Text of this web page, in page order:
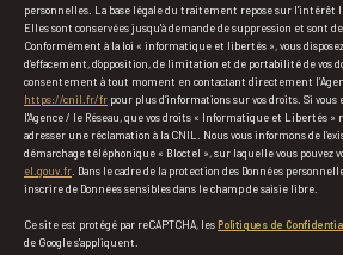
personnelles. La base légale du traitement repose sur l'intérêt
Elles sont conservées jusqu'à demande de suppression et sont
Conformément à la loi « informatique et libertés », vous
d’effacement, d’opposition, de limitation et de portabilité de vos
consentement à tout moment en contactant directement
https://cnil.fr/fr pour plus d’informations sur vos droits. Si vous
l'Agence / le Réseau, que vos droits « Informatique et Libertés »
adresser une réclamation à la CNIL. Nous vous informons de
démarchage téléphonique « Bloctel », sur laquelle vous pouvez
el.gouv.fr . Dans le cadre de la protection des Données
inscrire de Données sensibles dans le champ de saisie libre.
Ce site est protégé par reCAPTCHA, les Politiques de
de Google s'appliquent.